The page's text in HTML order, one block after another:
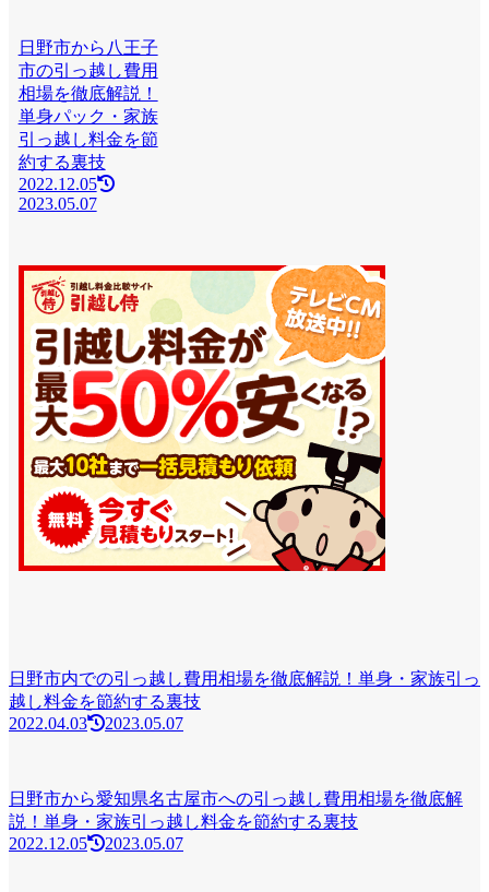
日野市から八王子
市の引っ越し費用
相場を徹底解説！
単身パック・家族
引っ越し料金を節
約する裏技
2022.12.05
2023.05.07
日野市内での引っ越し費用相場を徹底解説！単身・家族引っ
越し料金を節約する裏技
2022.04.03
2023.05.07
日野市から愛知県名古屋市への引っ越し費用相場を徹底解
説！単身・家族引っ越し料金を節約する裏技
2022.12.05
2023.05.07